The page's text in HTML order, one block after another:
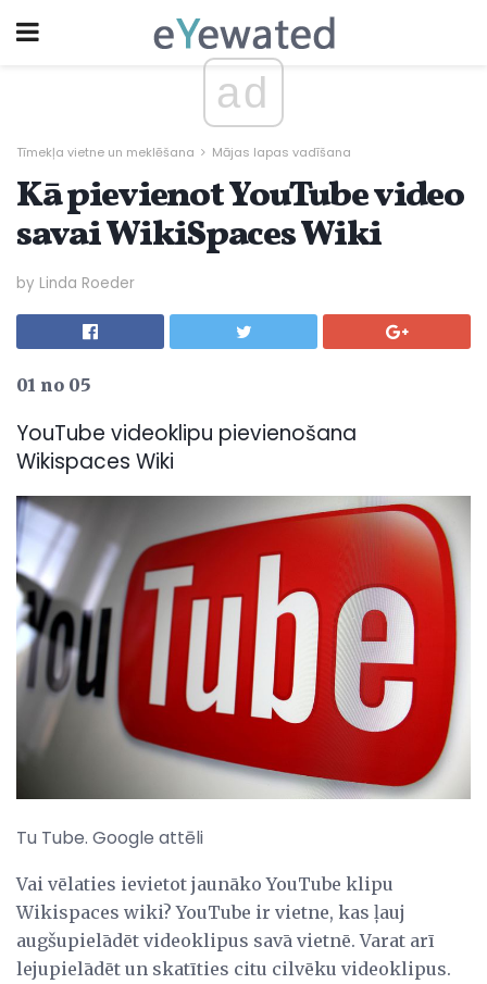
ad
Tīmekļa vietne un meklēšana Mājas lapas vadīšana
Kā pievienot YouTube video
savai WikiSpaces Wiki
by Linda Roeder
01 no 05
YouTube videoklipu pievienošana
Wikispaces Wiki
Tu Tube. Google attēli
Vai vēlaties ievietot jaunāko YouTube klipu
Wikispaces wiki? YouTube ir vietne, kas ļauj
augšupielādēt videoklipus savā vietnē. Varat arī
lejupielādēt un skatīties citu cilvēku videoklipus.